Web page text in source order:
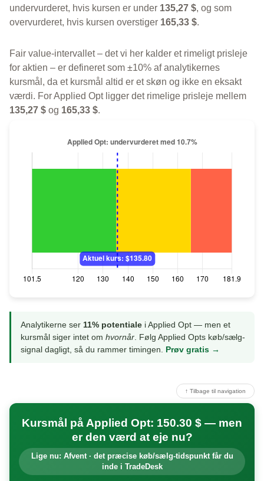
undervurderet, hvis kursen er under 135,27 $, og som
overvurderet, hvis kursen overstiger 165,33 $.
Fair value-intervallet – det vi her kalder et rimeligt prisleje
for aktien – er defineret som ±10% af analytikernes
kursmål, da et kursmål altid er et skøn og ikke en eksakt
værdi. For Applied Opt ligger det rimelige prisleje mellem
135,27 $ og 165,33 $.
Analytikerne ser 11% potentiale i Applied Opt — men et
kursmål siger intet om hvornår. Følg Applied Opts køb/sælg-
signal dagligt, så du rammer timingen. Prøv gratis →
↑ Tilbage til navigation
Kursmål på Applied Opt: 150.30 $ — men
er den værd at eje nu?
Lige nu: Afvent · det præcise køb/sælg-tidspunkt får du
inde i TradeDesk